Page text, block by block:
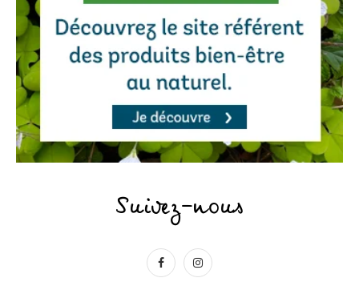
Suivez-nous